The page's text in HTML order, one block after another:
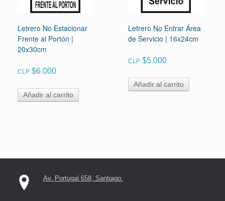
Letrero No Estacionar
Frente al Portón |
20x30cm
CLP $6.000
Añadir al carrito
Letrero No Entrar Área
de Servicio | 16x24cm
CLP $5.000
Añadir al carrito
Av. Portugal 658, Santiago.